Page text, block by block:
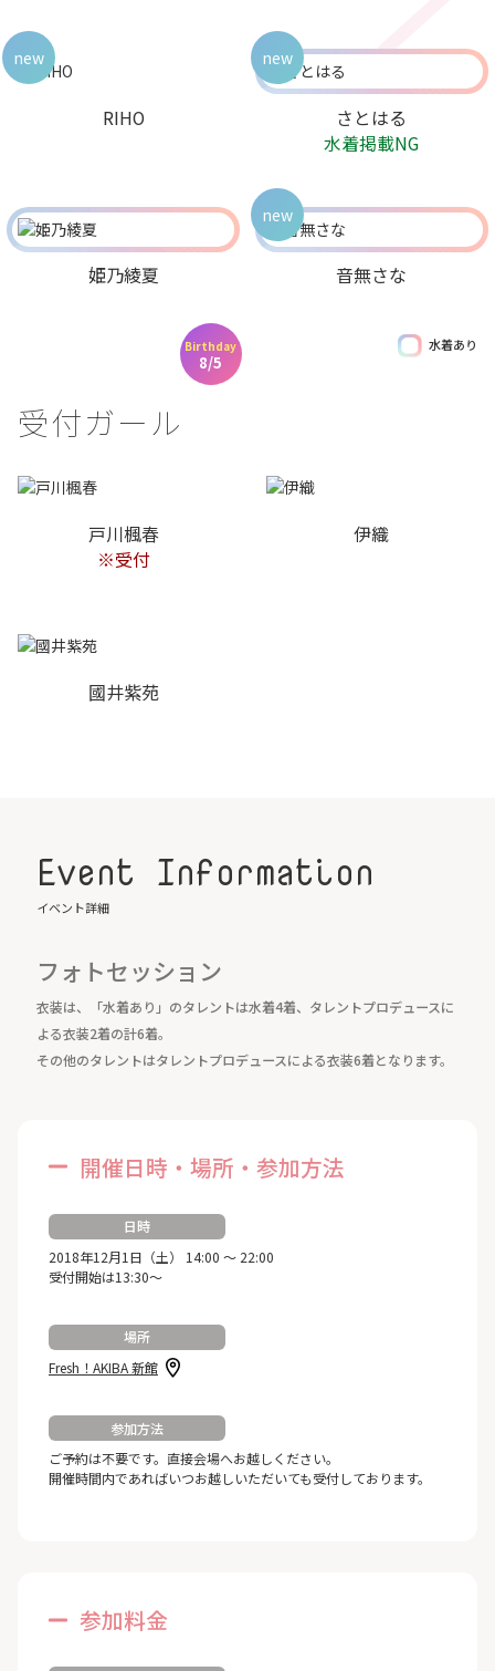
RIHO
new
Birthday
8/5
さとはる
水着掲載NG
new
姫乃綾夏 音無さな
new
水着あり
受付ガール
戸川楓春
※受付
伊織
國井紫苑
Event Information
イベント詳細
フォトセッション
衣装は、「水着あり」のタレントは水着4着、タレントプロデュースに
よる衣装2着の計6着。
その他のタレントはタレントプロデュースによる衣装6着となります。
開催日時・場所・参加方法
日時
2018年12月1日（土） 14:00 ～ 22:00
受付開始は13:30～
場所
Fresh！AKIBA 新館
参加方法
ご予約は不要です。直接会場へお越しください。
開催時間内であればいつお越しいただいても受付しております。
参加料金